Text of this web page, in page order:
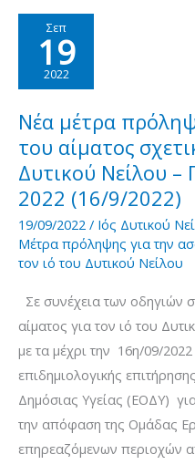
την
ασφάλεια
του
αίματος
σχετικά
με
τον
ιό
του
Δυτικού
Νείλου
Περίοδος
μετάδοσης
2022
(21/9/2022)
Σεπ
19
2022
Νέα μέτρα
του αίματος
Δυτικού Νείλου –
2022 (16/9/2022)
19/09/2022 / Ιός Δυτικού
Μέτρα πρόληψης για την
τον ιό του Δυτικού Νείλου
Σε συνέχεια των οδηγιών
αίματος για τον ιό του
με τα μέχρι την 16η/09/
επιδημιολογικής
Δημόσιας Υγείας (ΕΟΔΥ)
την απόφαση της Ομάδας
επηρεαζόμενων περιοχών